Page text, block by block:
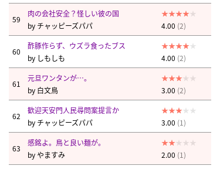
59
肉の会社安全？怪しい彼の国
by チャッピーズパパ 4.00 (2)
60
酢豚作らず、ウズラ食ったブス
by しもしも 4.00 (2)
61
元旦ワンタンが…。
by 白文鳥 3.00 (2)
62
歓迎天安門人民尋問案提言か
by チャッピーズパパ 3.00 (1)
63
感銘よ。鳥と良い麺が。
by やますみ 2.00 (1)